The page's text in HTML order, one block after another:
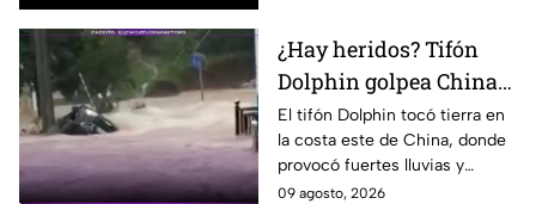
¿Hay heridos? Tifón
Dolphin golpea China
con fuertes vientos y
lluvias
El tifón Dolphin tocó tierra en
la costa este de China, donde
provocó fuertes lluvias y
vientos, además de alertas por
09 agosto, 2026